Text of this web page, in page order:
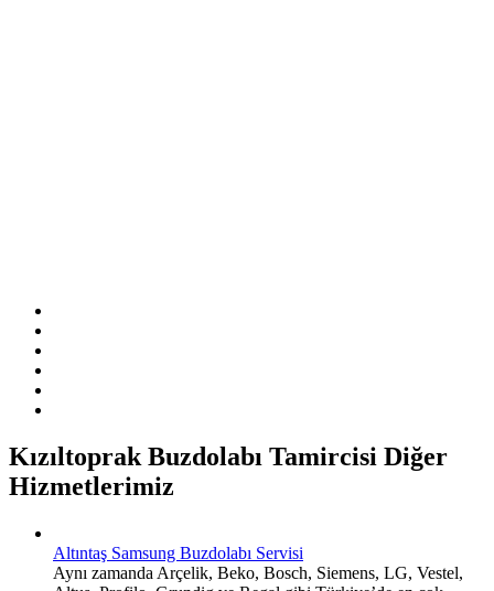
Kızıltoprak Buzdolabı Tamircisi Diğer
Hizmetlerimiz
Altıntaş Samsung Buzdolabı Servisi
Aynı zamanda Arçelik, Beko, Bosch, Siemens, LG, Vestel,